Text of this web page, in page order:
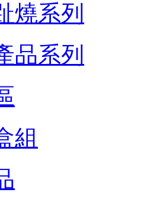
燒系列
品系列
組